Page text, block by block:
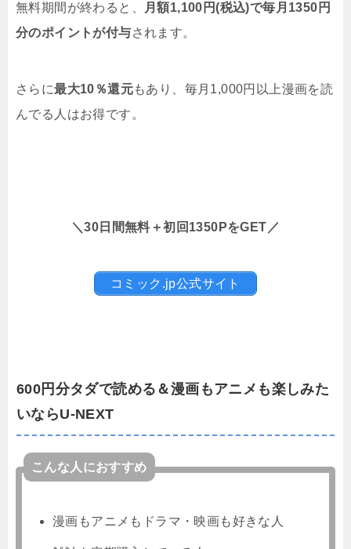
無料期間が終わると、
月額1,100円(税込)で毎月1350円
分のポイントが付与されます。
さらに最大10％還元もあり、毎月1,000円以上漫画を読
んでる人はお得です。
＼30日間無料＋初回1350PをGET／
コミック.jp公式サイト
600円分タダで読める＆漫画もアニメも楽しみた
いならU-NEXT
こんな人におすすめ
漫画もアニメもドラマ・映画も好きな人